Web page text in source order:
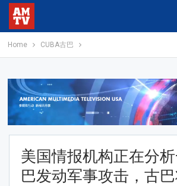
Home CUBA古巴
美国情报机构正在分
巴发动军事攻击，古